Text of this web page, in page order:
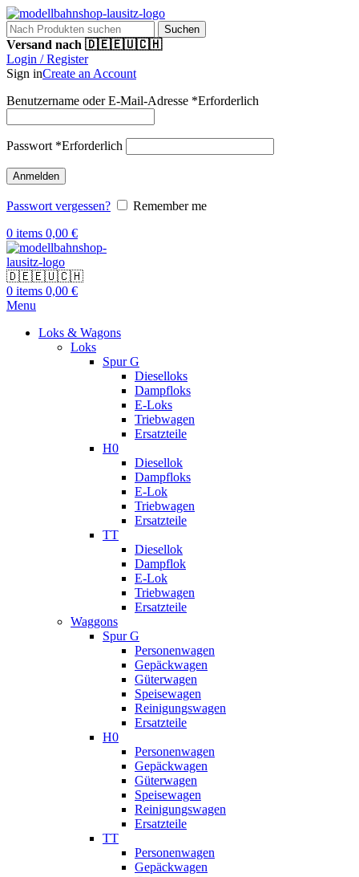
Suchen
Versand nach 🇩🇪🇪🇺🇨🇭
Login / Register
Sign inCreate an Account
Benutzername oder E-Mail-Adresse *Erforderlich
Passwort *Erforderlich
Anmelden
Passwort vergessen?
Remember me
0 items 0,00 €
🇩🇪🇪🇺🇨🇭
0 items 0,00 €
Menu
Loks & Wagons
Loks
Spur G
Dieselloks
Dampfloks
E-Loks
Triebwagen
Ersatzteile
H0
Diesellok
Dampfloks
E-Lok
Triebwagen
Ersatzteile
TT
Diesellok
Dampflok
E-Lok
Triebwagen
Ersatzteile
Waggons
Spur G
Personenwagen
Gepäckwagen
Güterwagen
Speisewagen
Reinigungswagen
Ersatzteile
H0
Personenwagen
Gepäckwagen
Güterwagen
Speisewagen
Reinigungswagen
Ersatzteile
TT
Personenwagen
Gepäckwagen